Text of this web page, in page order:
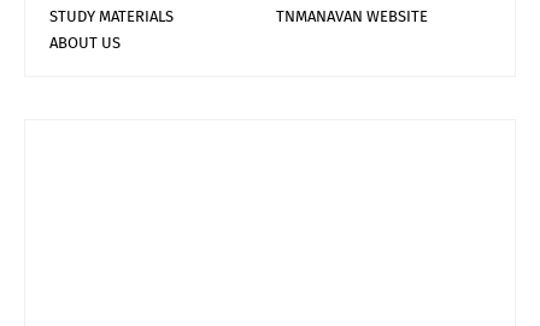
STUDY MATERIALS
TNMANAVAN WEBSITE
ABOUT US